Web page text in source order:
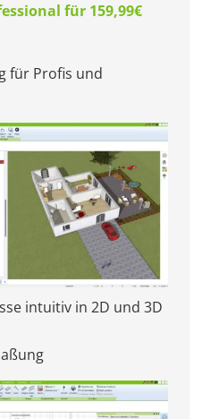
für 159,99€
für Profis und
intuitiv in 2D und 3D